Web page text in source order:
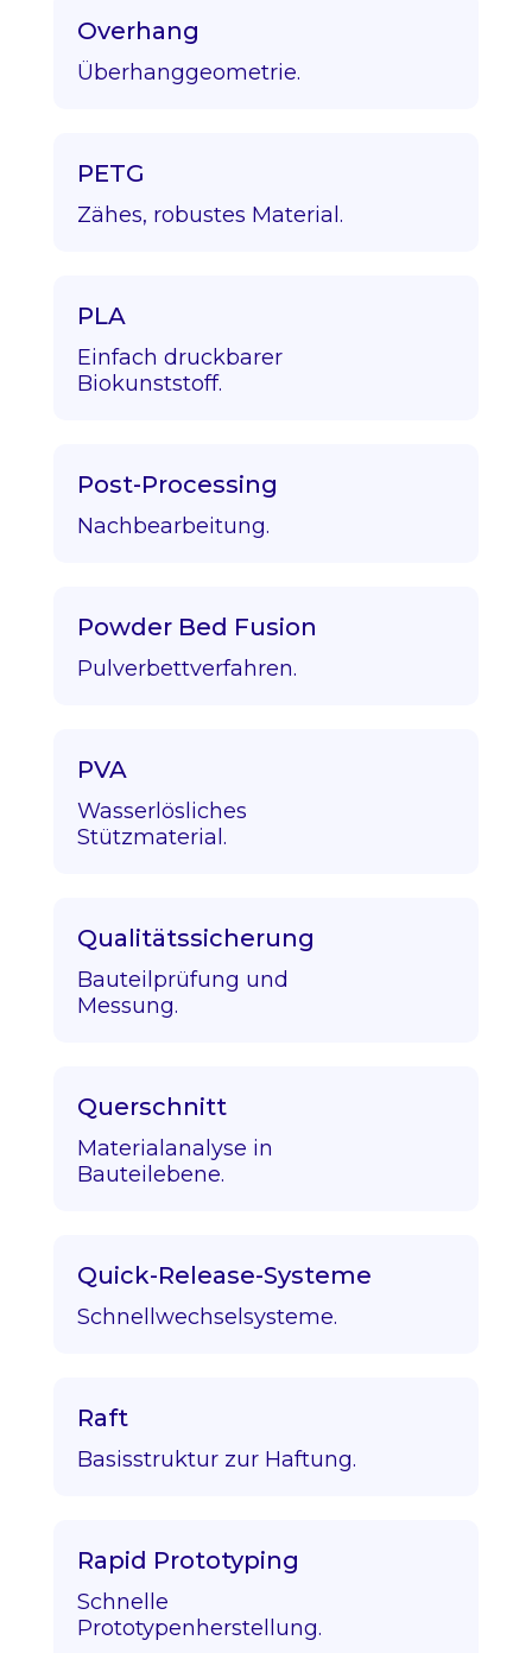
Overhang
Überhanggeometrie.
PETG
Zähes, robustes Material.
PLA
Einfach druckbarer
Biokunststoff.
Post-Processing
Nachbearbeitung.
Powder Bed Fusion
Pulverbettverfahren.
PVA
Wasserlösliches
Stützmaterial.
Qualitätssicherung
Bauteilprüfung und
Messung.
Querschnitt
Materialanalyse in
Bauteilebene.
Quick-Release-Systeme
Schnellwechselsysteme.
Raft
Basisstruktur zur Haftung.
Rapid Prototyping
Schnelle
Prototypenherstellung.